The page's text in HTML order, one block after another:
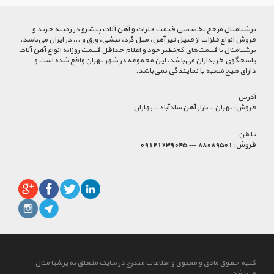
پرشیا‌متال مرجع تخصصی قیمت فلزات و آهن آلات پیشرو در زمینه خرید و
فروش انواع فلزات از قبیل تیر آهن، میل گرد، نبشی، ورق و ... در ایران می‌باشد.
پرشیامتال با قیمت‌های کم‌نظیر خود و اعلام حداقل قیمت روزانه انواع آهن آلات
پاسخگوی خریداران می‌باشد. این مجموعه در شهر تهران واقع شده است و
دارای هیچ شعبه یا نمایندگی نمی‌باشد.
آدرس
فروش:تهران - بازار آهن شادآباد - بهاران
تلفن
فروش: 88089501 --- 09121239045
کلیه حقوق مادی و معنوی و اطلاعات مندرج در سایت متعلق به پرشیا متال